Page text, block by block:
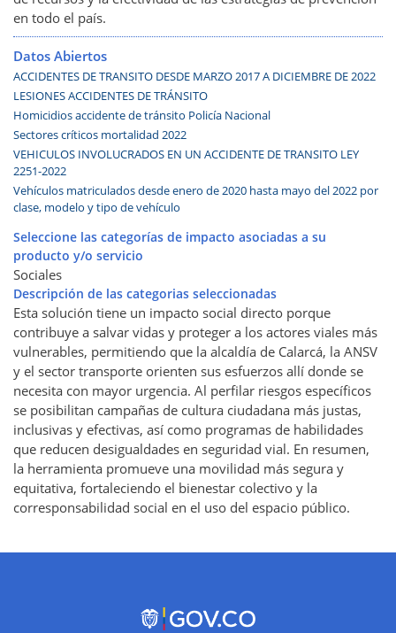
en todo el país.
Datos Abiertos
ACCIDENTES DE TRANSITO DESDE MARZO 2017 A DICIEMBRE DE 2022
LESIONES ACCIDENTES DE TRÁNSITO
Homicidios accidente de tránsito Policía Nacional
Sectores críticos mortalidad 2022
VEHICULOS INVOLUCRADOS EN UN ACCIDENTE DE TRANSITO LEY
2251-2022
Vehículos matriculados desde enero de 2020 hasta mayo del 2022 por
clase, modelo y tipo de vehículo
Seleccione las categorías de impacto asociadas a su
producto y/o servicio
Sociales
Descripción de las categorias seleccionadas
Esta solución tiene un impacto social directo porque
contribuye a salvar vidas y proteger a los actores viales más
vulnerables, permitiendo que la alcaldía de Calarcá, la ANSV
y el sector transporte orienten sus esfuerzos allí donde se
necesita con mayor urgencia. Al perfilar riesgos específicos
se posibilitan campañas de cultura ciudadana más justas,
inclusivas y efectivas, así como programas de habilidades
que reducen desigualdades en seguridad vial. En resumen,
la herramienta promueve una movilidad más segura y
equitativa, fortaleciendo el bienestar colectivo y la
corresponsabilidad social en el uso del espacio público.